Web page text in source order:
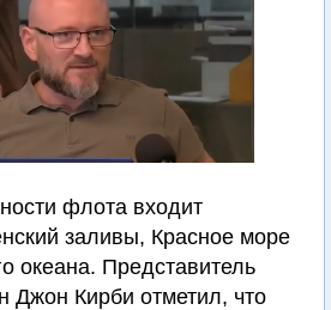
флота входит
заливы, Красное море
океана. Представитель
Джон Кирби отметил, что